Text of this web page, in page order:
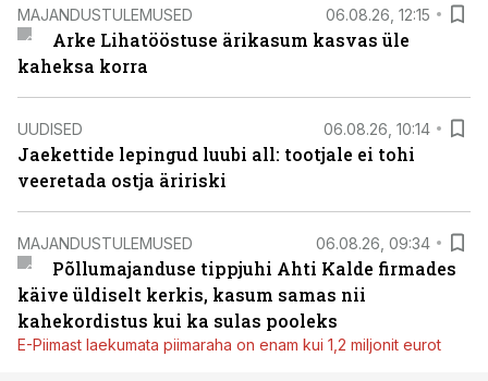
MAJANDUSTULEMUSED 06.08.26, 12:15
Arke Lihatööstuse ärikasum kasvas üle
kaheksa korra
UUDISED 06.08.26, 10:14
Jaekettide lepingud luubi all: tootjale ei tohi
veeretada ostja äririski
MAJANDUSTULEMUSED 06.08.26, 09:34
Põllumajanduse tippjuhi Ahti Kalde firmades
käive üldiselt kerkis, kasum samas nii
kahekordistus kui ka sulas pooleks
E-Piimast laekumata piimaraha on enam kui 1,2 miljonit eurot